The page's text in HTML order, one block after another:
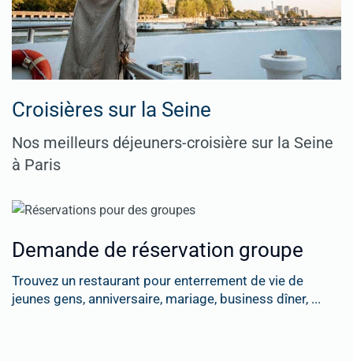
Croisières sur la Seine
Nos meilleurs déjeuners-croisière sur la Seine
à Paris
Demande de réservation groupe
Trouvez un restaurant pour enterrement de vie de
jeunes gens, anniversaire, mariage, business dîner, ...